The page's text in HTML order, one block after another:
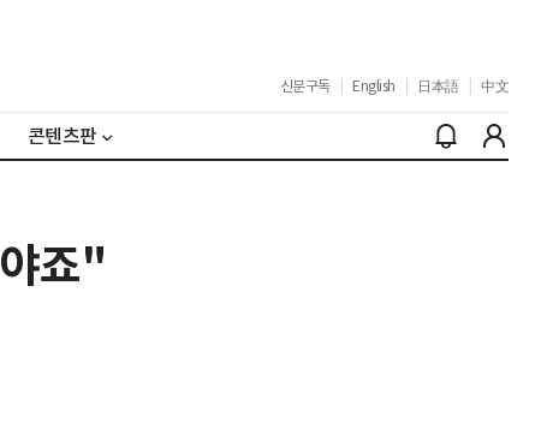
신문구독 English 日本語 中文
콘텐츠판
죠"